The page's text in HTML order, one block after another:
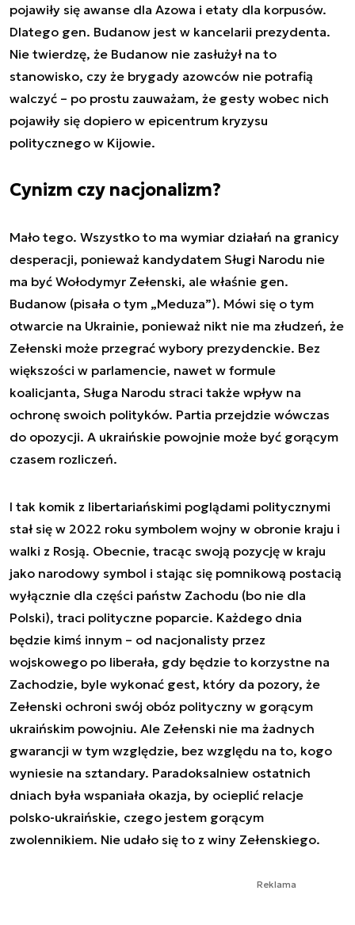
pojawiły się awanse dla Azowa i etaty dla korpusów.
Dlatego gen. Budanow jest w kancelarii prezydenta.
Nie twierdzę, że Budanow nie zasłużył na to
stanowisko, czy że brygady azowców nie potrafią
walczyć – po prostu zauważam, że gesty wobec nich
pojawiły się dopiero w epicentrum kryzysu
politycznego w Kijowie.
Cynizm czy nacjonalizm?
Mało tego. Wszystko to ma wymiar działań na granicy
desperacji, ponieważ kandydatem Sługi Narodu nie
ma być Wołodymyr Zełenski, ale właśnie gen.
Budanow (pisała o tym „Meduza”). Mówi się o tym
otwarcie na Ukrainie, ponieważ nikt nie ma złudzeń, że
Zełenski może przegrać wybory prezydenckie. Bez
większości w parlamencie, nawet w formule
koalicjanta, Sługa Narodu straci także wpływ na
ochronę swoich polityków. Partia przejdzie wówczas
do opozycji. A ukraińskie powojnie może być gorącym
czasem rozliczeń.
I tak komik z libertariańskimi poglądami politycznymi
stał się w 2022 roku symbolem wojny w obronie kraju i
walki z Rosją. Obecnie, tracąc swoją pozycję w kraju
jako narodowy symbol i stając się pomnikową postacią
wyłącznie dla części państw Zachodu (bo nie dla
Polski), traci polityczne poparcie. Każdego dnia
będzie kimś innym – od nacjonalisty przez
wojskowego po liberała, gdy będzie to korzystne na
Zachodzie, byle wykonać gest, który da pozory, że
Zełenski ochroni swój obóz polityczny w gorącym
ukraińskim powojniu. Ale Zełenski nie ma żadnych
gwarancji w tym względzie, bez względu na to, kogo
wyniesie na sztandary. Paradoksalniew ostatnich
dniach była wspaniała okazja, by ocieplić relacje
polsko-ukraińskie, czego jestem gorącym
zwolennikiem. Nie udało się to z winy Zełenskiego.
Reklama